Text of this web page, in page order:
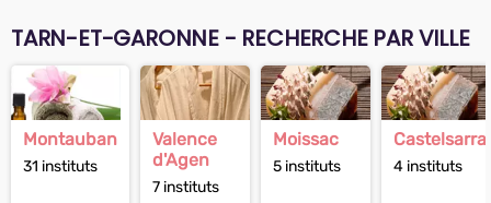
TARN-ET-GARONNE - RECHERCHE PAR VILLE
Montauban
31 instituts
Valence
d'Agen
7 instituts
Moissac
5 instituts 4 instituts